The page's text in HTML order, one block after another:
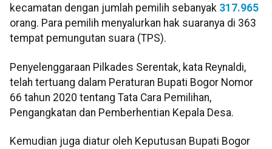
kecamatan dengan jumlah pemilih sebanyak 317.965
orang. Para pemilih menyalurkan hak suaranya di 363
tempat pemungutan suara (TPS).
Penyelenggaraan Pilkades Serentak, kata Reynaldi,
telah tertuang dalam Peraturan Bupati Bogor Nomor
66 tahun 2020 tentang Tata Cara Pemilihan,
Pengangkatan dan Pemberhentian Kepala Desa.
Kemudian juga diatur oleh Keputusan Bupati Bogor